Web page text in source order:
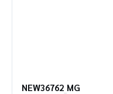
NEW36762_MG